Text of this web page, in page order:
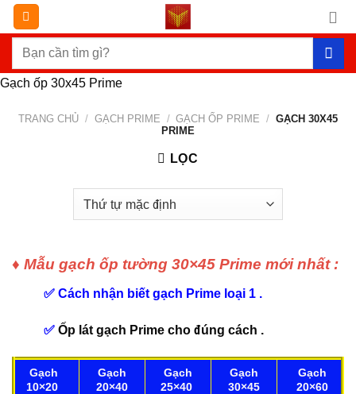
Chuyển
đến
dung
Tìm
Gạch ốp 30x45 Prime
TRANG CHỦ / GẠCH PRIME / GẠCH ỐP PRIME / GẠCH 30X45
PRIME
LỌC
♦ Mẫu gạch ốp tường 30×45 Prime mới nhất :
✅ Cách nhận biết gạch Prime loại 1 .
✅ Ốp lát gạch Prime cho đúng cách .
Gạch
10×20
Gạch
20×40
Gạch
25×40
Gạch
30×45
Gạch
20×60